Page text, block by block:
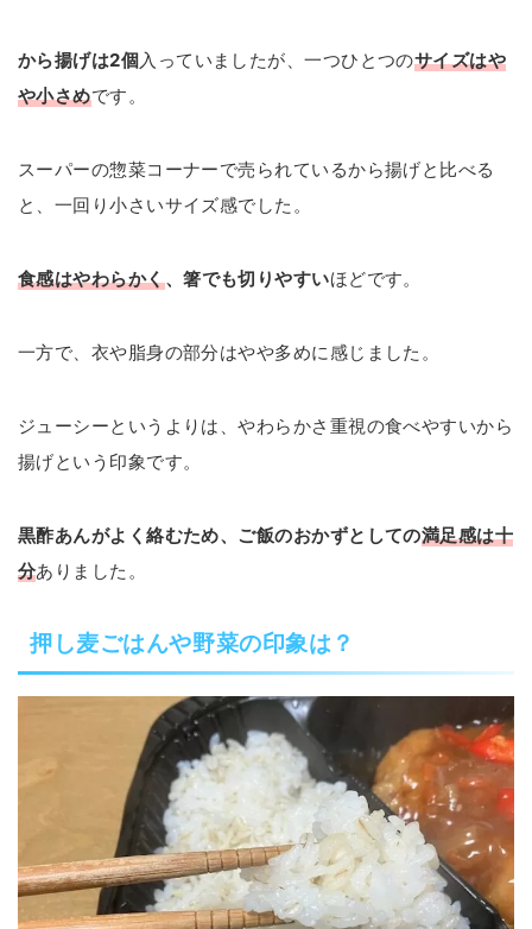
から揚げは2個入っていましたが、一つひとつのサイズはや
や小さめです。
スーパーの惣菜コーナーで売られているから揚げと比べる
と、一回り小さいサイズ感でした。
食感はやわらかく、箸でも切りやすいほどです。
一方で、衣や脂身の部分はやや多めに感じました。
ジューシーというよりは、やわらかさ重視の食べやすいから
揚げという印象です。
黒酢あんがよく絡むため、ご飯のおかずとしての満足感は十
分ありました。
押し麦ごはんや野菜の印象は？